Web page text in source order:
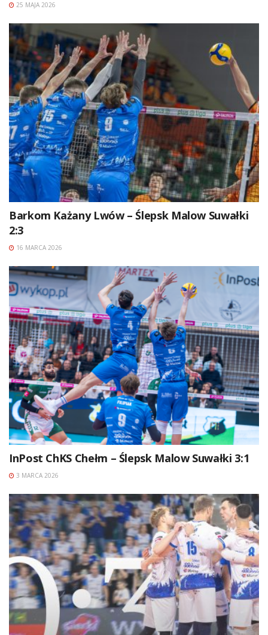
25 MAJA 2026
Barkom Każany Lwów – Ślepsk Malow Suwałki
2:3
16 MARCA 2026
InPost ChKS Chełm – Ślepsk Malow Suwałki 3:1
3 MARCA 2026